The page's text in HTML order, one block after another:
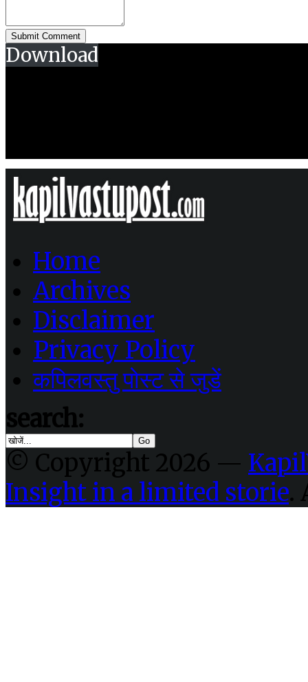
Download
Home
Archives
Disclaimer
Privacy Policy
कपिलवस्तु पोस्ट से जुडें
search:
© Copyright 2026 —
Insight in a limited storie.